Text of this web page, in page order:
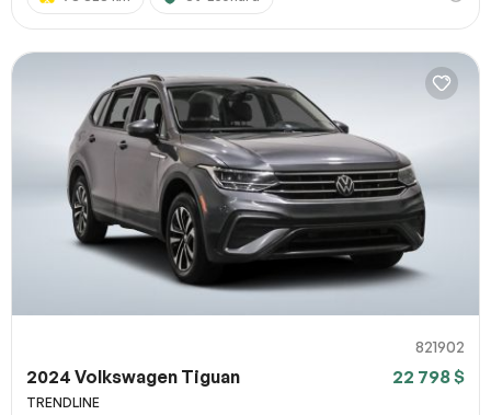
821902
2024 Volkswagen Tiguan 22 798 $
TRENDLINE